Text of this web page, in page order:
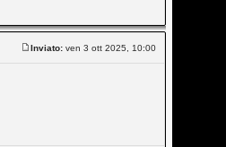
Inviato: ven 3 ott 2025, 10:00